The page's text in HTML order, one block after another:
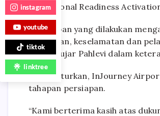
Operational Readiness
“Persiapan yang dilakukan
keamanan, keselamatan dan
lancar,” ujar Pahlevi dalam
Ia menuturkan, InJourney
tahapan persiapan.
“Kami berterima kasih atas
instagram
youtube
tiktok
linktree